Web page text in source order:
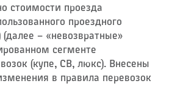
стоимости проезда
проездного
– ​«невозвратные»
сегменте
(купе, СВ, люкс). Внесены
в правила перевозок